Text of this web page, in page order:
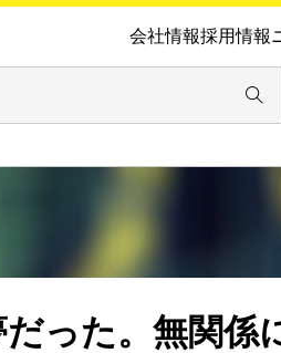
会社情報採用情報
った。無関係